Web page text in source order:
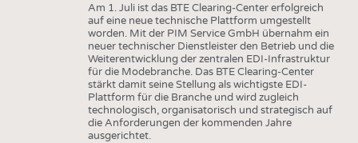
Am 1. Juli ist das BTE Clearing-Center erfolgreich
auf eine neue technische Plattform umgestellt
worden. Mit der PIM Service GmbH übernahm ein
neuer technischer Dienstleister den Betrieb und die
Weiterentwicklung der zentralen EDI-Infrastruktur
für die Modebranche. Das BTE Clearing-Center
stärkt damit seine Stellung als wichtigste EDI-
Plattform für die Branche und wird zugleich
technologisch, organisatorisch und strategisch auf
die Anforderungen der kommenden Jahre
ausgerichtet.